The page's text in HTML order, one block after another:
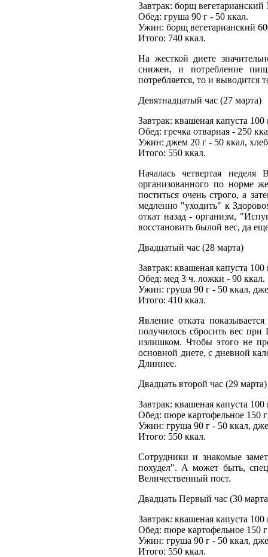
Завтрак: борщ
Обед: груша 90 г - 50 ккал.
Ужин: борщ вегетарианский
Итого: 740 ккал.
На жесткой диете
снижен, и потребление
потребляется, то и выводится
Девятнадцатый час (27 марта)
Завтрак: квашеная капуста
Обед: гречка отварная - 250
Ужин: джем 20 г - 50 ккал,
Итого: 550 ккал.
Началась четвертая
организованного по норме
поститься очень строго, а
медленно "уходить" к
откат назад - организм,
восстановить былой вес, да
Двадцатый час (28 марта)
Завтрак: квашеная капуста
Обед: мед 3 ч. ложки - 90 ккал.
Ужин: груша 90 г - 50 ккал,
Итого: 410 ккал.
Явление отката
получилось сбросить вес
излишком. Чтобы этого не
основной диете, с дневной
Длиннее.
Двадцать второй час (29 марта)
Завтрак: квашеная капуста
Обед: пюре картофельное 150
Ужин: груша 90 г - 50 ккал,
Итого: 550 ккал.
Сотрудники и знакомые
похудел". А может быть,
Величественный пост.
Двадцать Первый час (30
Завтрак: квашеная капуста
Обед: пюре картофельное 150
Ужин: груша 90 г - 50 ккал,
Итого: 550 ккал.